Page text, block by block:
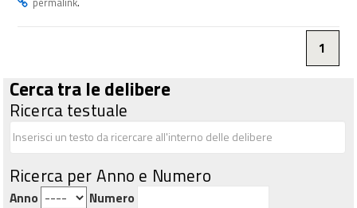
1
Cerca tra le delibere
Ricerca testuale
Ricerca per Anno e Numero
Anno Numero